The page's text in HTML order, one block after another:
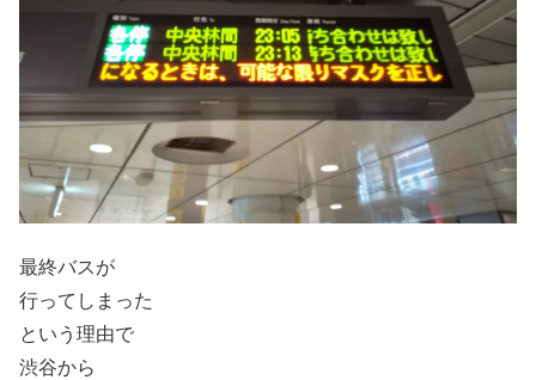
最終バスが
行ってしまった
という理由で
渋谷から